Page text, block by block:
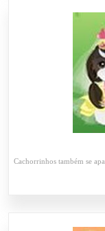
Cachorrinhos também se